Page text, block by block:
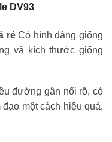
DV93
rẻCó hình dáng giống
và kích thước giống
đường gân nổi rõ, có
một cách hiệu quả,